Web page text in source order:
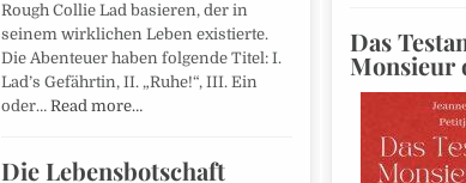
Rough Collie Lad basieren, der in
seinem wirklichen Leben existierte.
Die Abenteuer haben folgende Titel: I.
Lad’s Gefährtin, II. „Ruhe!“, III. Ein
oder… Read more…
Die Lebensbotschaft
Das
Monsieur